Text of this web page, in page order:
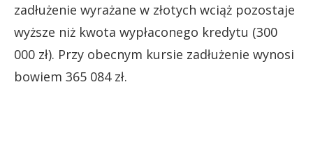
zadłużenie wyrażane w złotych wciąż pozostaje
wyższe niż kwota wypłaconego kredytu (300
000 zł). Przy obecnym kursie zadłużenie wynosi
bowiem 365 084 zł.